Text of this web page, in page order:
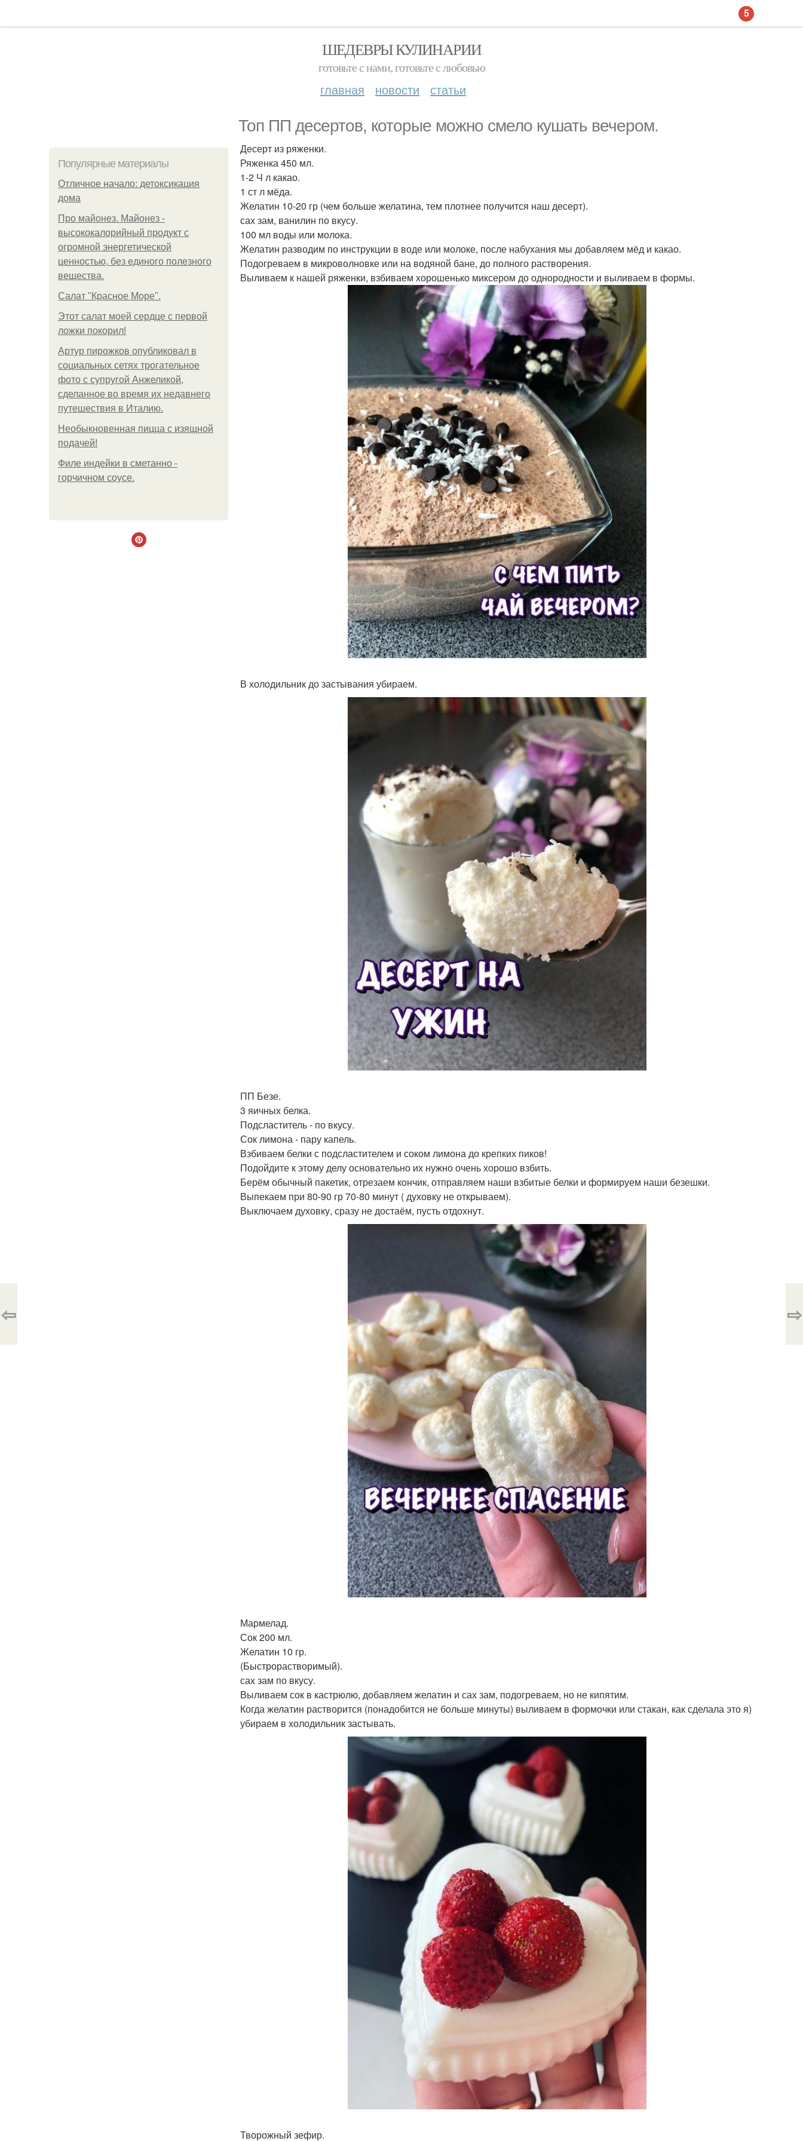
ШЕДЕВРЫ КУЛИНАРИИ
готовьте с нами, готовьте с любовью
главная новости статьи
Топ ПП десертов, которые можно смело кушать вечером.
Популярные материалы
Отличное начало: детоксикация
дома
Про майонез. Майонез -
высококалорийный продукт с
огромной энергетической
ценностью, без единого полезного
вещества.
Салат "Красное Море".
Этот салат моей сердце с первой
ложки покорил!
Артур пирожков опубликовал в
социальных сетях трогательное
фото с супругой Анжеликой,
сделанное во время их недавнего
путешествия в Италию.
Необыкновенная пицца с изящной
подачей!
Филе индейки в сметанно -
горчичном соусе.
Десерт из ряженки.
Ряженка 450 мл.
1-2 Ч л какао.
1 ст л мёда.
Желатин 10-20 гр (чем больше желатина, тем плотнее получится наш десерт).
сах зам, ванилин по вкусу.
100 мл воды или молока.
Желатин разводим по инструкции в воде или молоке, после набухания мы добавляем мёд и какао.
Подогреваем в микроволновке или на водяной бане, до полного растворения.
Выливаем к нашей ряженки, взбиваем хорошенько миксером до однородности и выливаем в формы.
В холодильник до застывания убираем.
ПП Безе.
3 яичных белка.
Подсластитель - по вкусу.
Сок лимона - пару капель.
Взбиваем белки с подсластителем и соком лимона до крепких пиков!
Подойдите к этому делу основательно их нужно очень хорошо взбить.
Берём обычный пакетик, отрезаем кончик, отправляем наши взбитые белки и формируем наши безешки.
Выпекаем при 80-90 гр 70-80 минут ( духовку не открываем).
Выключаем духовку, сразу не достаём, пусть отдохнут.
Мармелад.
Сок 200 мл.
Желатин 10 гр.
(Быстрорастворимый).
сах зам по вкусу.
Выливаем сок в кастрюлю, добавляем желатин и сах зам, подогреваем, но не кипятим.
Когда желатин растворится (понадобится не больше минуты) выливаем в формочки или стакан, как сделала это я)
убираем в холодильник застывать.
Творожный зефир.
⇦ ⇨
5